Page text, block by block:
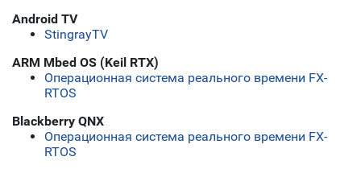
Android TV
StingrayTV
ARM Mbed OS (Keil RTX)
Операционная система реального времени FX-
RTOS
Blackberry QNX
Операционная система реального времени FX-
RTOS